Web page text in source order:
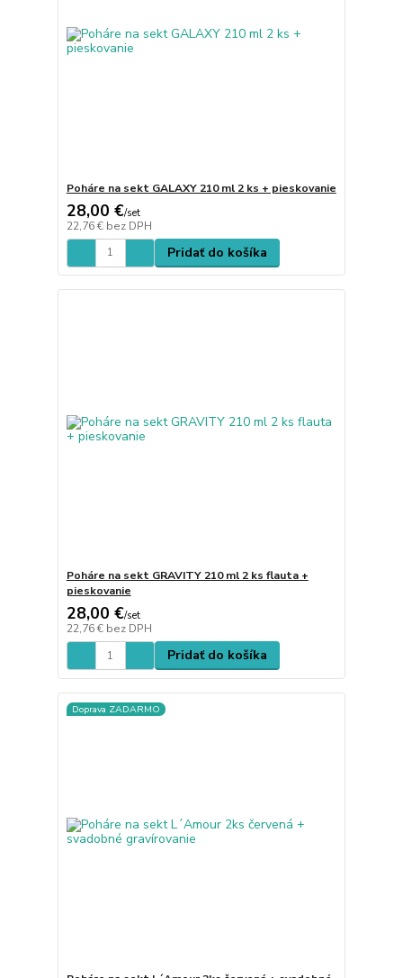
Poháre na sekt GALAXY 210 ml 2 ks + pieskovanie
28,00 €/set
22,76 € bez DPH
Pridať do košíka
Poháre na sekt GRAVITY 210 ml 2 ks flauta +
pieskovanie
28,00 €/set
22,76 € bez DPH
Pridať do košíka
Doprava ZADARMO